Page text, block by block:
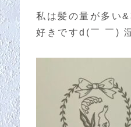
私は髪の量が多い
好きですd(￣ ￣)